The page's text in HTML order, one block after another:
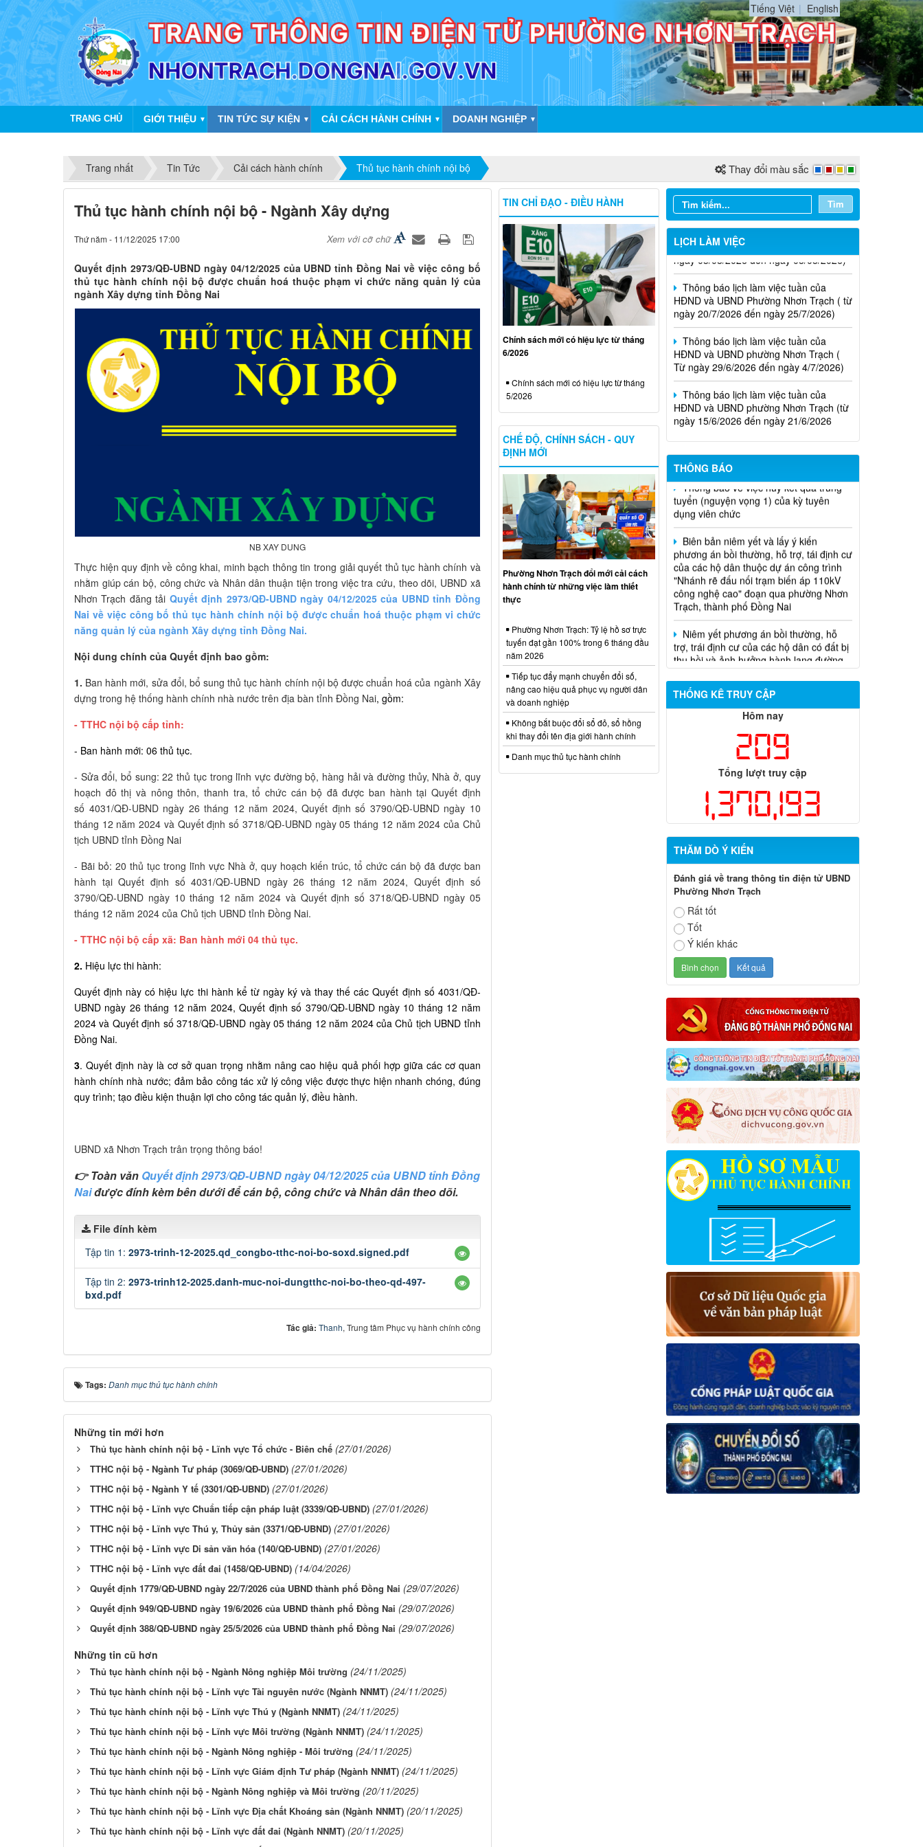
Tiếng Việt English
TRANG CHỦ GIỚI THIỆU ▼ TIN TỨC SỰ KIỆN ▼ CẢI CÁCH HÀNH CHÍNH ▼ DOANH NGHIỆP ▼
Trang nhất Tin Tức Cải cách hành chính Thủ tục hành chính nội bộ Thay đổi màu sắc
Thủ tục hành chính nội bộ - Ngành Xây dựng
Thứ năm - 11/12/2025 17:00 Xem với cỡ chữ
Quyết định 2973/QĐ-UBND ngày 04/12/2025 của UBND tỉnh Đồng Nai về việc công bố
thủ tục hành chính nội bộ được chuẩn hoá thuộc phạm vi chức năng quản lý của
ngành Xây dựng tỉnh Đồng Nai
NB XAY DUNG
Thực hiện quy định về công khai, minh bạch thông tin trong giải quyết thủ tục hành chính và
nhằm giúp cán bộ, công chức và Nhân dân thuận tiện trong việc tra cứu, theo dõi, UBND xã
Nhơn Trạch đăng tải Quyết định 2973/QĐ-UBND ngày 04/12/2025 của UBND tỉnh Đồng
Nai về việc công bố thủ tục hành chính nội bộ được chuẩn hoá thuộc phạm vi chức
năng quản lý của ngành Xây dựng tỉnh Đồng Nai.
Nội dung chính của Quyết định bao gồm:
1. Ban hành mới, sửa đổi, bổ sung thủ tục hành chính nội bộ được chuẩn hoá của ngành Xây
dựng trong hệ thống hành chính nhà nước trên địa bàn tỉnh Đồng Nai, gồm:
- TTHC nội bộ cấp tỉnh:
- Ban hành mới: 06 thủ tục.
- Sửa đổi, bổ sung: 22 thủ tục trong lĩnh vực đường bộ, hàng hải và đường thủy, Nhà ở, quy
hoạch đô thị và nông thôn, thanh tra, tổ chức cán bộ đã được ban hành tại Quyết định
số 4031/QĐ-UBND ngày 26 tháng 12 năm 2024, Quyết định số 3790/QĐ-UBND ngày 10
tháng 12 năm 2024 và Quyết định số 3718/QĐ-UBND ngày 05 tháng 12 năm 2024 của Chủ
tịch UBND tỉnh Đồng Nai
- Bãi bỏ: 20 thủ tục trong lĩnh vực Nhà ở, quy hoạch kiến trúc, tổ chức cán bộ đã được ban
hành tại Quyết định số 4031/QĐ-UBND ngày 26 tháng 12 năm 2024, Quyết định số
3790/QĐ-UBND ngày 10 tháng 12 năm 2024 và Quyết định số 3718/QĐ-UBND ngày 05
tháng 12 năm 2024 của Chủ tịch UBND tỉnh Đồng Nai.
- TTHC nội bộ cấp xã: Ban hành mới 04 thủ tục.
2. Hiệu lực thi hành:
Quyết định này có hiệu lực thi hành kể từ ngày ký và thay thế các Quyết định số 4031/QĐ-
UBND ngày 26 tháng 12 năm 2024, Quyết định số 3790/QĐ-UBND ngày 10 tháng 12 năm
2024 và Quyết định số 3718/QĐ-UBND ngày 05 tháng 12 năm 2024 của Chủ tịch UBND tỉnh
Đồng Nai.
3. Quyết định này là cơ sở quan trọng nhằm nâng cao hiệu quả phối hợp giữa các cơ quan
hành chính nhà nước; đảm bảo công tác xử lý công việc được thực hiện nhanh chóng, đúng
quy trình; tạo điều kiện thuận lợi cho công tác quản lý, điều hành.
UBND xã Nhơn Trạch trân trọng thông báo!
👉 Toàn văn Quyết định 2973/QĐ-UBND ngày 04/12/2025 của UBND tỉnh Đồng
Naiđược đính kèm bên dưới để cán bộ, công chức và Nhân dân theo dõi.
File đính kèm
Tập tin 1: 2973-trinh-12-2025.qd_congbo-tthc-noi-bo-soxd.signed.pdf
Tập tin 2: 2973-trinh12-2025.danh-muc-noi-dungtthc-noi-bo-theo-qd-497-
bxd.pdf
Tác giả: Thanh, Trung tâm Phục vụ hành chính công
Tags: Danh mục thủ tục hành chính
Những tin mới hơn
Thủ tục hành chính nội bộ - Lĩnh vực Tổ chức - Biên chế (27/01/2026)
TTHC nội bộ - Ngành Tư pháp (3069/QĐ-UBND) (27/01/2026)
TTHC nội bộ - Ngành Y tế (3301/QĐ-UBND) (27/01/2026)
TTHC nội bộ - Lĩnh vực Chuẩn tiếp cận pháp luật (3339/QĐ-UBND) (27/01/2026)
TTHC nội bộ - Lĩnh vực Thú y, Thủy sản (3371/QĐ-UBND) (27/01/2026)
TTHC nội bộ - Lĩnh vực Di sản văn hóa (140/QĐ-UBND) (27/01/2026)
TTHC nội bộ - Lĩnh vực đất đai (1458/QĐ-UBND) (14/04/2026)
Quyết định 1779/QĐ-UBND ngày 22/7/2026 của UBND thành phố Đồng Nai (29/07/2026)
Quyết định 949/QĐ-UBND ngày 19/6/2026 của UBND thành phố Đồng Nai (29/07/2026)
Quyết định 388/QĐ-UBND ngày 25/5/2026 của UBND thành phố Đồng Nai (29/07/2026)
Những tin cũ hơn
Thủ tục hành chính nội bộ - Ngành Nông nghiệp Môi trường (24/11/2025)
Thủ tục hành chính nội bộ - Lĩnh vực Tài nguyên nước (Ngành NNMT) (24/11/2025)
Thủ tục hành chính nội bộ - Lĩnh vực Thú y (Ngành NNMT) (24/11/2025)
Thủ tục hành chính nội bộ - Lĩnh vực Môi trường (Ngành NNMT) (24/11/2025)
Thủ tục hành chính nội bộ - Ngành Nông nghiệp - Môi trường (24/11/2025)
Thủ tục hành chính nội bộ - Lĩnh vực Giám định Tư pháp (Ngành NNMT) (24/11/2025)
Thủ tục hành chính nội bộ - Ngành Nông nghiệp và Môi trường (20/11/2025)
Thủ tục hành chính nội bộ - Lĩnh vực Địa chất Khoáng sản (Ngành NNMT) (20/11/2025)
Thủ tục hành chính nội bộ - Lĩnh vực đất đai (Ngành NNMT) (20/11/2025)
Tìm
LỊCH LÀM VIỆC
Thông báo lịch làm việc tuần của
HĐND và UBND phường Nhơn Trạch( từ
ngày 03/08/2026 đến ngày 08/08/2026)
Thông báo lịch làm việc tuần của
HĐND và UBND Phường Nhơn Trạch ( từ
ngày 20/7/2026 đến ngày 25/7/2026)
Thông báo lịch làm việc tuần của
HĐND và UBND phường Nhơn Trạch (
Từ ngày 29/6/2026 đến ngày 4/7/2026)
Thông báo lịch làm việc tuần của
HĐND và UBND phường Nhơn Trạch (từ
ngày 15/6/2026 đến ngày 21/6/2026
tịch Hội đồng nhân dân phường tại các
khu phố trên địa bàn phường Nhơn
Trạch năm 2026
THÔNG BÁO
Niêm yết phương án bồi thường, hỗ
trợ, tái định cư
Thông báo về việc hủy kết quả trúng
tuyển (nguyện vọng 1) của kỳ tuyên
dụng viên chức
Biên bản niêm yết và lấy ý kiến
phương án bồi thường, hỗ trợ, tái định cư
của các hộ dân thuộc dự án công trình
"Nhánh rẽ đấu nối trạm biến áp 110kV
công nghệ cao" đoạn qua phường Nhơn
Trạch, thành phố Đồng Nai
Niêm yết phương án bồi thường, hỗ
trợ, trái định cư của các hộ dân có đất bị
thu hồi và ảnh hưởng hành lang đường
điện thuộc dự án Đường dây 220kV nhà
máy điện Nhơn Trạch 3- Trạm biến áp
kV Long Thành
Biên bản về việc niêm yết phương án
bồi thường, hỗ trợ, tái định cư của các hộ
dân có đất bị thu hồi thuộc dự án nâng
cấp đường 25B cũ đoạn từ Trung tâm
huyện Nhơn Trạch ra Quốc lộ 51, huyện
Long Thành và huyện Nhơn Trạch
THỐNG KÊ TRUY CẬP
Hôm nay
209
Tổng lượt truy cập
1,370,193
THĂM DÒ Ý KIẾN
Đánh giá về trang thông tin điện tử UBND
Phường Nhơn Trạch
Rất tốt
Tốt
Ý kiến khác
TIN CHỈ ĐẠO - ĐIỀU HÀNH
Chính sách mới có hiệu lực từ tháng
6/2026
Chính sách mới có hiệu lực từ tháng
5/2026
CHẾ ĐỘ, CHÍNH SÁCH - QUY
ĐỊNH MỚI
Phường Nhơn Trạch đổi mới cải cách
hành chính từ những việc làm thiết
thực
Phường Nhơn Trạch: Tỷ lệ hồ sơ trực
tuyến đạt gần 100% trong 6 tháng đầu
năm 2026
Tiếp tục đẩy mạnh chuyển đổi số,
nâng cao hiệu quả phục vụ người dân
và doanh nghiệp
Không bắt buộc đổi sổ đỏ, sổ hồng
khi thay đổi tên địa giới hành chính
Danh mục thủ tục hành chính